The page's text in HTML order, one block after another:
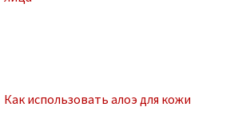
Как использовать алоэ для кожи